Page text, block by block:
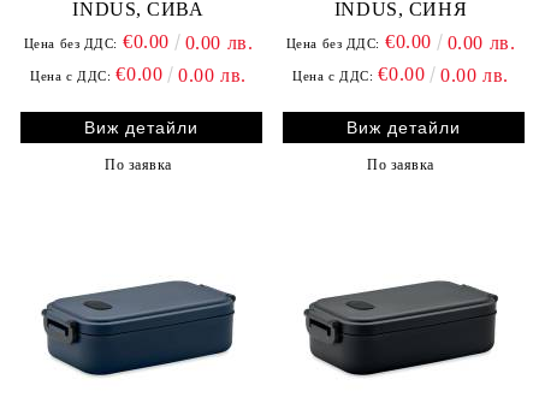
INDUS, СИВА
Цена без ДДС: €0.00 0.00 лв.
Цена с ДДС: €0.00 0.00 лв.
Виж детайли
По заявка
INDUS, СИНЯ
Цена без ДДС: €0.00 0.00 лв.
Цена с ДДС: €0.00 0.00 лв.
Виж детайли
По заявка